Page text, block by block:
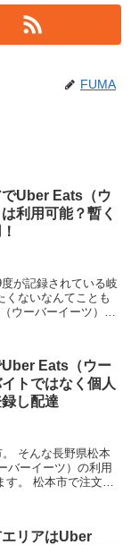
FUMA
Uber Eats（ウ
利用可能？暫く
が記録されている岐
くないなんてことも
ウーバーイーツ）で
Eats（ウー
トではなく個人
し配達
本
バーイーツ）の利用
注文可
リアはUber